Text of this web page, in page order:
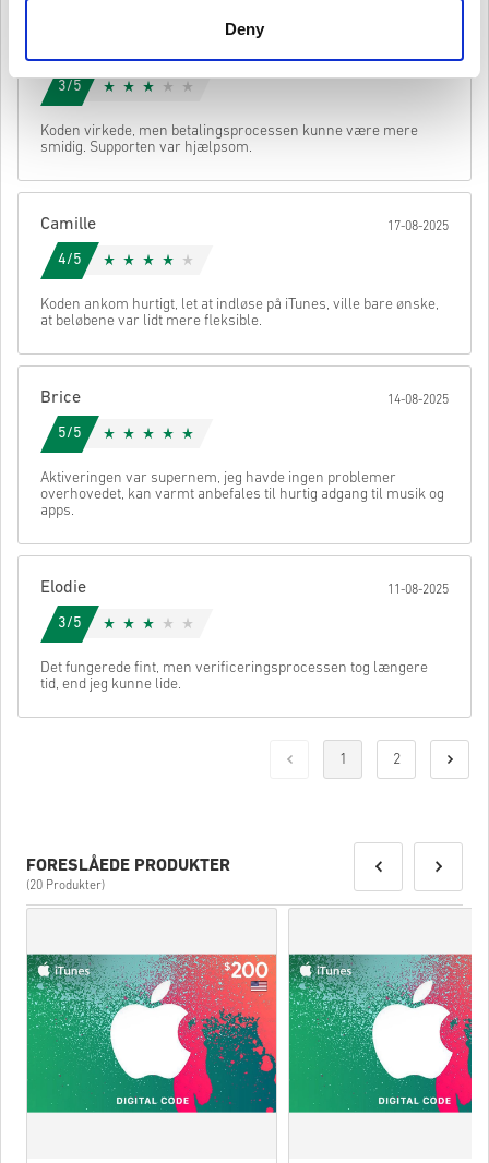
Deny
Se den hurtige guide ovenfor, eller følg trinene nedenfor 👇
• Vælg dit produkt
• Indtast din e-mailadresse
• Gennemfør din ordre
adgang til din kode.
Du kan modtage mere end én kode for nogle produkter.
3/5
Koden virkede, men betalingsprocessen kunne være mere
smidig. Supporten var hjælpsom.
Camille 17-08-2025
4/5
Koden ankom hurtigt, let at indløse på iTunes, ville bare ønske,
at beløbene var lidt mere fleksible.
Brice 14-08-2025
5/5
Aktiveringen var supernem, jeg havde ingen problemer
overhovedet, kan varmt anbefales til hurtig adgang til musik og
apps.
Elodie 11-08-2025
3/5
Det fungerede fint, men verificeringsprocessen tog længere
tid, end jeg kunne lide.
1 2
FORESLÅEDE PRODUKTER
(20 Produkter)